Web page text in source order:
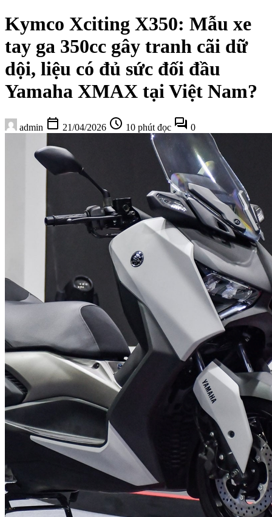
Kymco Xciting X350: Mẫu xe
tay ga 350cc gây tranh cãi dữ
dội, liệu có đủ sức đối đầu
Yamaha XMAX tại Việt Nam?
admin calendar_today 21/04/2026 schedule 10 phút đọc forum 0